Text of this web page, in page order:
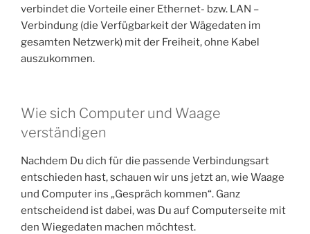
verbindet die Vorteile einer Ethernet- bzw. LAN –
Verbindung (die Verfügbarkeit der Wägedaten im
gesamten Netzwerk) mit der Freiheit, ohne Kabel
auszukommen.
Wie sich Computer und Waage
verständigen
Nachdem Du dich für die passende Verbindungsart
entschieden hast, schauen wir uns jetzt an, wie Waage
und Computer ins „Gespräch kommen“. Ganz
entscheidend ist dabei, was Du auf Computerseite mit
den Wiegedaten machen möchtest.